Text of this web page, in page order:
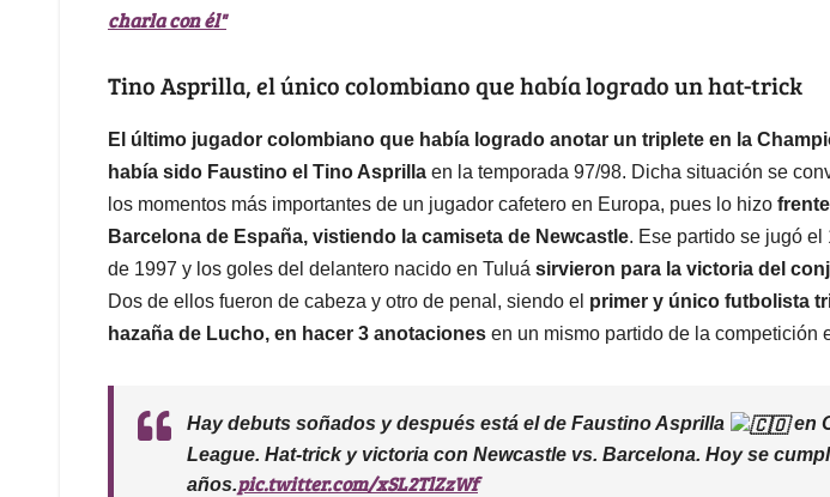
charla con él"
Tino Asprilla, el único colombiano que había logrado un hat-trick
El último jugador colombiano que había logrado anotar un triplete en la
había sido Faustino el Tino Asprilla en la temporada 97/98. Dicha situación se
los momentos más importantes de un jugador cafetero en Europa, pues lo hizo
Barcelona de España, vistiendo la camiseta de Newcastle. Ese partido se jugó el
de 1997 y los goles del delantero nacido en Tuluá sirvieron para la victoria del
Dos de ellos fueron de cabeza y otro de penal, siendo el primer y único futbolista
hazaña de Lucho, en hacer 3 anotaciones en un mismo partido de la competición
Hay debuts soñados y después está el de Faustino Asprilla
en
League. Hat-trick y victoria con Newcastle vs. Barcelona. Hoy se
años.pic.twitter.com/xSL2TlZzWf